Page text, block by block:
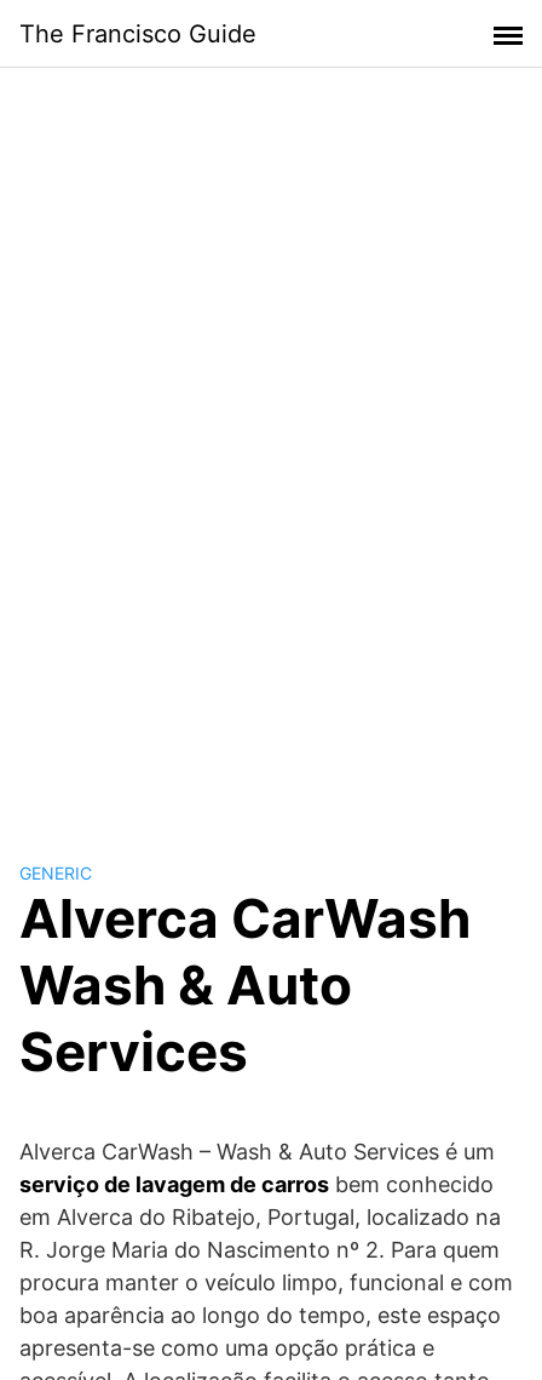
content
The Francisco Guide
GENERIC
Alverca CarWash
Wash & Auto
Services
Alverca CarWash – Wash & Auto Services é um
serviço de lavagem de carros bem conhecido
em Alverca do Ribatejo, Portugal, localizado na
R. Jorge Maria do Nascimento nº 2. Para quem
procura manter o veículo limpo, funcional e com
boa aparência ao longo do tempo, este espaço
apresenta-se como uma opção prática e